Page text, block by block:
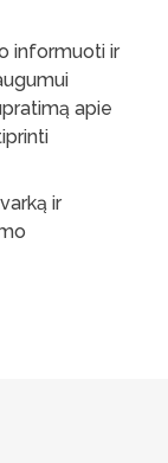
informuoti ir
apie
ir